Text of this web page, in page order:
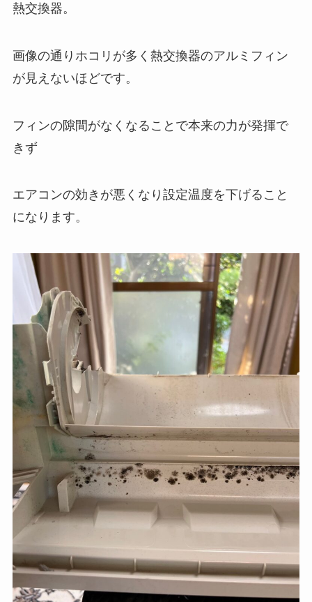
熱交換器。
画像の通りホコリが多く熱交換器のアルミフィン
が見えないほどです。
フィンの隙間がなくなることで本来の力が発揮で
きず
エアコンの効きが悪くなり設定温度を下げること
になります。